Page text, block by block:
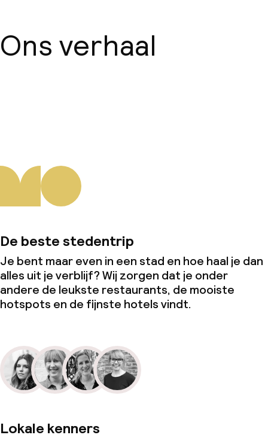
Ons verhaal
De beste stedentrip
Je bent maar even in een stad en hoe haal je dan
alles uit je verblijf? Wij zorgen dat je onder
andere de leukste restaurants, de mooiste
hotspots en de fijnste hotels vindt.
Lokale kenners